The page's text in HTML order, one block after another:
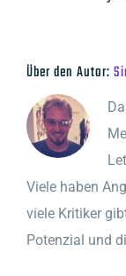
Über den Autor:
Viele haben
viele Kritiker
Potenzial und